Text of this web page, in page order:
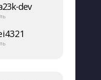
​dev